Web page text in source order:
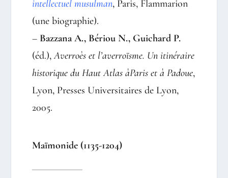
intellectuel musulman, Paris, Flammarion
(une biographie).
– Bazzana A., Bériou N., Guichard P.
(éd.),Averroès et l’averroïsme. Un itinéraire
historique du Haut Atlas àParis et à Padoue,
Lyon, Presses Universitaires de Lyon,
2005.
Maïmonide (1135-1204)